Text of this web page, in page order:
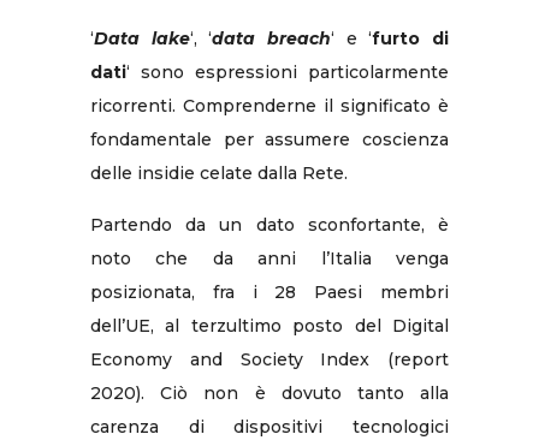
‘Data lake‘, ‘data breach‘ e ‘furto di
dati‘ sono espressioni particolarmente
ricorrenti. Comprenderne il significato è
fondamentale per assumere coscienza
delle insidie celate dalla Rete.
Partendo da un dato sconfortante, è
noto che da anni l’Italia venga
posizionata, fra i 28 Paesi membri
dell’UE, al terzultimo posto del Digital
Economy and Society Index (report
2020). Ciò non è dovuto tanto alla
carenza di dispositivi tecnologici